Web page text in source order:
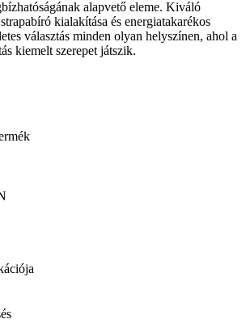
alapvető eleme. Kiváló
kialakítása és energiatakarékos
választás minden olyan helyszínen, ahol a
kiemelt szerepet játszik.